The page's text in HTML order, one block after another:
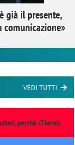
già il presente,
VEDI TUTTI
perché «There’s